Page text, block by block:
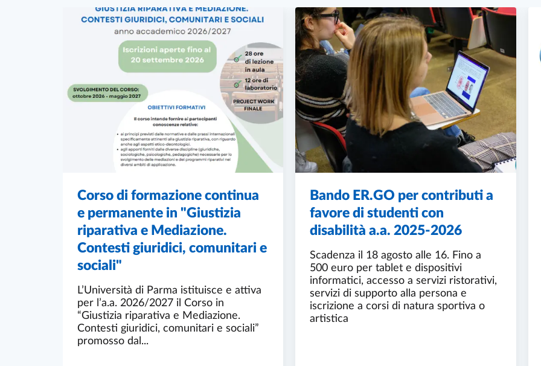
In primo piano
Corso di formazione continua
e permanente in "Giustizia
riparativa e Mediazione.
Contesti giuridici, comunitari e
sociali"
L’Università di Parma istituisce e attiva
per l’a.a. 2026/2027 il Corso in
“Giustizia riparativa e Mediazione.
Contesti giuridici, comunitari e sociali”
promosso dal...
Bando ER.GO per contributi a
favore di studenti con
disabilità a.a. 2025-2026
Scadenza il 18 agosto alle 16. Fino a
500 euro per tablet e dispositivi
informatici, accesso a servizi ristorativi,
servizi di supporto alla persona e
iscrizione a corsi di natura sportiva o
artistica